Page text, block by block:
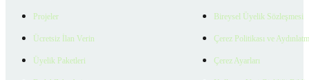
Projeler
Ücretsiz İlan Verin
Üyelik Paketleri
Bireysel Üyelik Sözleşmesi
Çerez Politikası ve
Çerez Ayarları